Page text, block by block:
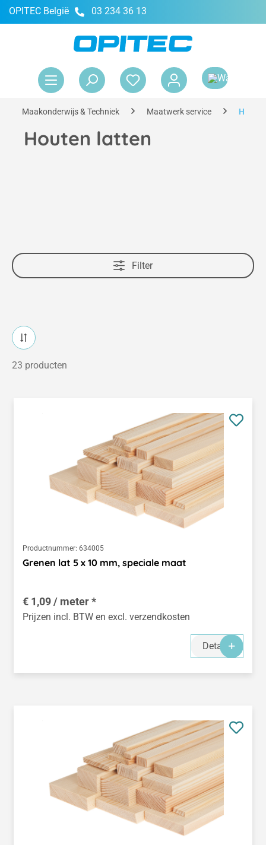
OPITEC België 03 234 36 13
Maakonderwijs & Techniek Maatwerk service
Houten latten
Filter
23 producten
Productnummer: 634005
Grenen lat 5 x 10 mm, speciale maat
€ 1,09 / meter *
Prijzen incl. BTW en excl. verzendkosten
Details